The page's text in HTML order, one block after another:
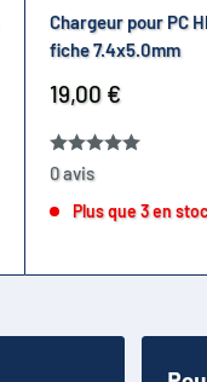
Chargeur pour PC
fiche 7.4x5.0mm
Prix
réduit
19,00 €
0 avis
Plus que 3 en